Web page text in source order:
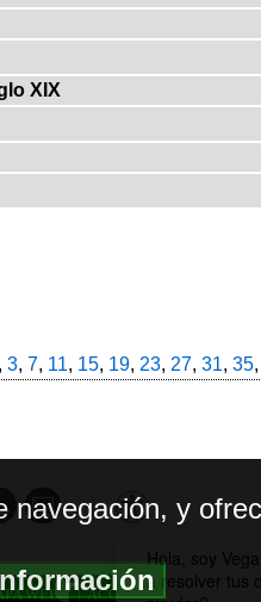
XIX
3, 7, 11, 15, 19, 23, 27, 31, 35,
WEB|ACCESIBILIDAD
y